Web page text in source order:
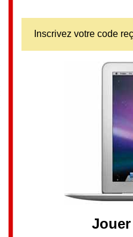
Inscrivez votre code